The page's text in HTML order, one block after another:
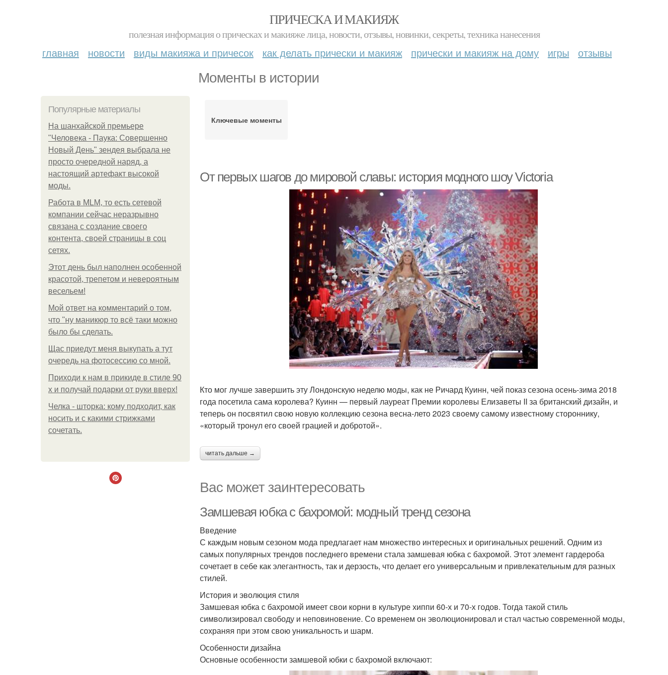
ПРИЧЕСКА И МАКИЯЖ
полезная информация о прическах и макияже лица, новости, отзывы, новинки, секреты, техника нанесения
главная новости виды макияжа и причесок как делать прически и макияж прически и макияж на дому игры отзывы
Моменты в истории
Популярные материалы
На шанхайской премьере
"Человека - Паука: Совершенно
Новый День" зендея выбрала не
просто очередной наряд, а
настоящий артефакт высокой
моды.
Работа в MLM, то есть сетевой
компании сейчас неразрывно
связана с создание своего
контента, своей страницы в соц
сетях.
Этот день был наполнен особенной
красотой, трепетом и невероятным
весельем!
Мой ответ на комментарий о том,
что "ну маникюр то всё таки можно
было бы сделать.
Щас приедут меня выкупать а тут
очередь на фотосессию со мной.
Приходи к нам в прикиде в стиле 90
х и получай подарки от руки вверх!
Челка - шторка: кому подходит, как
носить и с какими стрижками
сочетать.
Ключевые моменты
От первых шагов до мировой славы: история модного шоу Victoria
Кто мог лучше завершить эту Лондонскую неделю моды, как не Ричард Куинн, чей показ сезона осень-зима 2018
года посетила сама королева? Куинн — первый лауреат Премии королевы Елизаветы II за британский дизайн, и
теперь он посвятил свою новую коллекцию сезона весна-лето 2023 своему самому известному стороннику,
«который тронул его своей грацией и добротой».
читать дальше →
Вас может заинтересовать
Замшевая юбка с бахромой: модный тренд сезона
Введение
С каждым новым сезоном мода предлагает нам множество интересных и оригинальных решений. Одним из
самых популярных трендов последнего времени стала замшевая юбка с бахромой. Этот элемент гардероба
сочетает в себе как элегантность, так и дерзость, что делает его универсальным и привлекательным для разных
стилей.
История и эволюция стиля
Замшевая юбка с бахромой имеет свои корни в культуре хиппи 60-х и 70-х годов. Тогда такой стиль
символизировал свободу и неповиновение. Со временем он эволюционировал и стал частью современной моды,
сохраняя при этом свою уникальность и шарм.
Особенности дизайна
Основные особенности замшевой юбки с бахромой включают: